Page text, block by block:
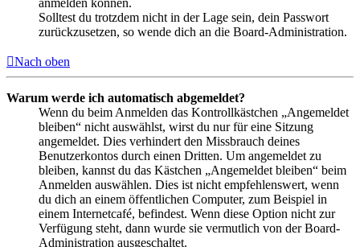
anmelden können.
Solltest du trotzdem nicht in der Lage sein, dein Passwort
zurückzusetzen, so wende dich an die Board-Administration.
Nach oben
Warum werde ich automatisch abgemeldet?
Wenn du beim Anmelden das Kontrollkästchen „Angemeldet
bleiben“ nicht auswählst, wirst du nur für eine Sitzung
angemeldet. Dies verhindert den Missbrauch deines
Benutzerkontos durch einen Dritten. Um angemeldet zu
bleiben, kannst du das Kästchen „Angemeldet bleiben“ beim
Anmelden auswählen. Dies ist nicht empfehlenswert, wenn
du dich an einem öffentlichen Computer, zum Beispiel in
einem Internetcafé, befindest. Wenn diese Option nicht zur
Verfügung steht, dann wurde sie vermutlich von der Board-
Administration ausgeschaltet.